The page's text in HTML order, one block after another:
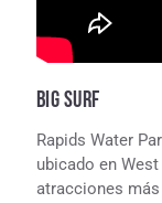
BIG SURF
Rapids Water
ubicado en
atracciones